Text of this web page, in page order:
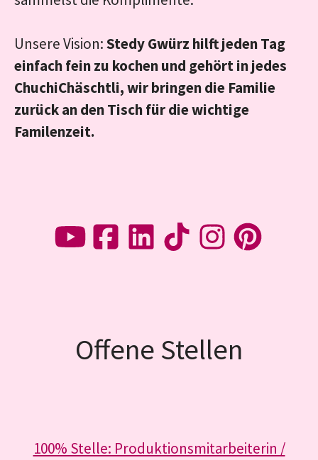
Unsere Vision:Stedy Gwürz hilft jeden Tag
einfach fein zu kochen und gehört in jedes
ChuchiChäschtli, wir bringen die Familie
zurück an den Tisch für die wichtige
Familenzeit.
Offene Stellen
100% Stelle: Produktionsmitarbeiterin /